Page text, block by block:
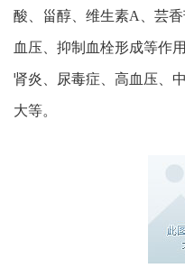
酸、甾醇、维生素A、芸
血压、抑制血栓形成等作
肾炎、尿毒症、高血压、
大等。